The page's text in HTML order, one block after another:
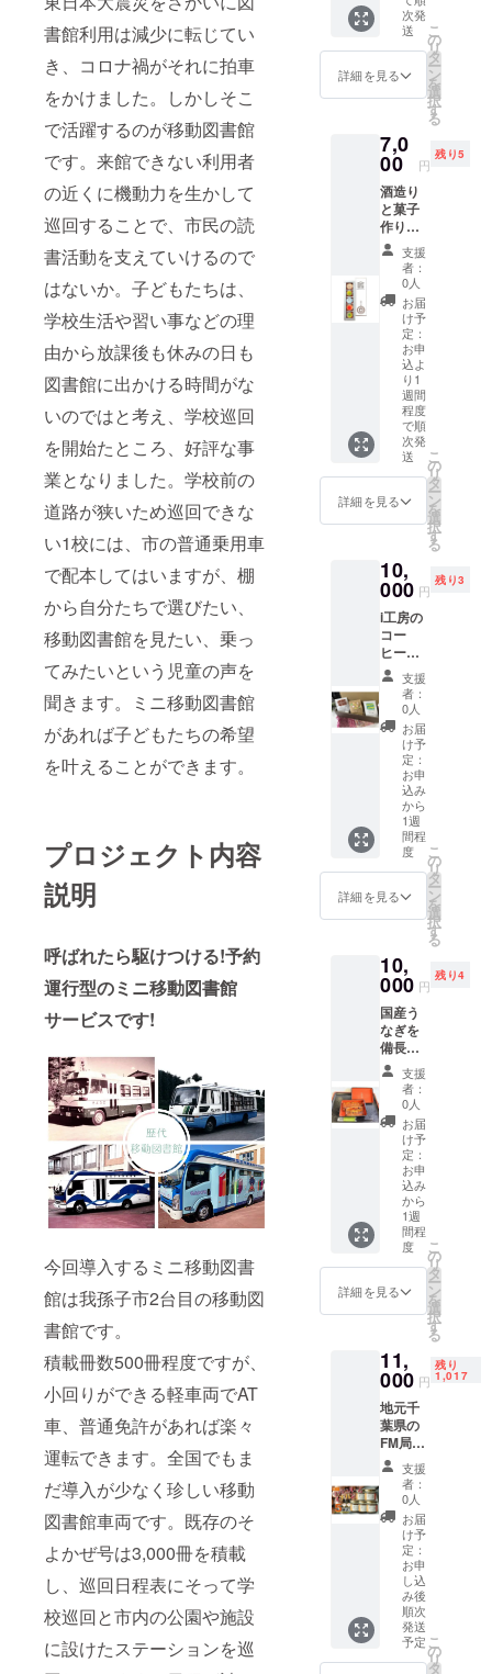
書館利用は減少に転じてい
き、コロナ禍がそれに拍車
をかけました。しかしそこ
で活躍するのが移動図書館
です。来館できない利用者
の近くに機動力を生かして
巡回することで、市民の読
書活動を支えていけるので
はないか。子どもたちは、
学校生活や習い事などの理
由から放課後も休みの日も
図書館に出かける時間がな
いのではと考え、学校巡回
を開始たところ、好評な事
業となりました。学校前の
道路が狭いため巡回できな
い1校には、市の普通乗用車
で配本してはいますが、棚
から自分たちで選びたい、
移動図書館を見たい、乗っ
てみたいという児童の声を
聞きます。ミニ移動図書館
があれば子どもたちの希望
を叶えることができます。
プロジェクト内容
説明
呼ばれたら駆けつける!予約
運行型のミニ移動図書館
サービスです!
今回導入するミニ移動図書
館は我孫子市2台目の移動図
書館です。
積載冊数500冊程度ですが、
小回りができる軽車両でAT
車、普通免許があれば楽々
運転できます。全国でもま
だ導入が少なく珍しい移動
図書館車両です。既存のそ
よかぜ号は3,000冊を積載
し、巡回日程表にそって学
校巡回と市内の公園や施設
に設けたステーションを巡
～7月に
収穫し
たらっ
きょう
を、障
がい者
のボラ
ンティ
アの
方々と
一緒
に、一
粒一粒
皮をむ
き樽に
塩漬け
しま
す。秋
ごろか
ら順
次、塩
出しし
て甘酢
漬をし
ます。
スが丁
度よ
らお年
寄りま
で美味
しく召
し上が
れま
す。 ■
生産者
の声
らっ
きょう
農家が
激減し
て仕入
れが出
来なく
なった
ため
に、数
年前か
農場で
栽培を
始めま
した。
農薬や
化学肥
料を使
わず、
身が引
き締
まっ
て、と
ても歯
触りが
良い
らっ
きょう
た。障
がい者
ラン
ティア
の支援
を受け
て一粒
一粒皮
むきを
してい
ます。
秋の種
植えか
ら6～7
月の収
穫、塩
漬けか
ら甘酢
漬けま
で、す
次発
送
詳細を見る
こ
の
リ
タ
ー
ン
を
選
択
す
る
7,0
00 円
残り5
酒造り
と菓子
作りの
職人の
こだわ
りがつ
まった
ショコ
ラコレ
クショ
ンで
す。 千
葉県内
では多
くの酒
蔵が現
在も酒
してお
り、蔵
わりの
日本酒
が多く
の人に
親しま
れてい
ます。
千葉の
銘酒を
ジュレ
状に仕
上げ、
薄い
チョコ
レート
でパ
リッと
コー
ティン
グし
香り豊
で繊細
ジュレ
ショコ
ラで
す。
チョコ
の表面
は、各
酒蔵の
風土と
歴史を
色鮮や
かに表
現しま
した。
お口の
ふれる
千葉の
香り
を、ど
うぞお
楽しみ
くださ
い。 <5
蔵詳細>
・東薫
酒造(佐
原)純米
吟醸
『卯兵
衛』 ・
飯沼本
家(酒々
井)純米
吟醸
『甲
子』 ・
支援
者：
0人
お届
け予
定：
お申
込よ
り1
週間
程度
で順
次発
送
詳細を見る
こ
の
リ
タ
ー
ン
を
選
択
す
る
10,
000 円
残り3
i工房の
コー
ヒー
は、全
てJAS
認定の
有機栽
培珈琲
生豆を
使用し
て自家
焙煎を
してい
ます。
●コクと
りとし
た味わ
にこだ
わっ
た、i工
房オリ
ジナ
ル 【i
ブレン
ド】 ×5
パック
●マンデ
リン特
有のほ
のかな
甘みと
上品な
キレ
味
【マン
デリ
ン】×5
パック
ける爽
やな香
りと
すっき
り後
味
【ペ
ルーモ
ンテア
ルト】
×5パッ
「1P=1
杯分」
のお手
軽なド
リップ
パック
支援
者：
0人
お届
け予
定：
お申
込み
から
1週
間程
度
詳細を見る
こ
の
リ
タ
ー
ン
を
選
択
す
る
10,
000 円
残り4
国産う
なぎを
備長炭
で焼き
上げ急
速冷凍
して真
空パッ
クにし
まし
た。
凍った
まま湯
煎で5～
7分温め
と完成
です。
したか
ば焼き
をお楽
しみ下
さい。
■生産者
の声 う
なぎの
仕入れ
から割
き、串
打ち、
白焼
き、か
ば焼き
まです
べて手
作業で
支援
者：
0人
お届
け予
定：
お申
込み
から
1週
間程
度
詳細を見る
こ
の
リ
タ
ー
ン
を
選
択
す
る
11,
000 円
残り
1,017
地元千
葉県の
FM局人
気番組
のコー
ナー
で、千
葉の特
色を活
かした
調味料
作りが
出来な
いかと
声がか
支援
者：
0人
お届
け予
定：
お申
し込
み後
順次
発送
予定 こ
の
リ
タ